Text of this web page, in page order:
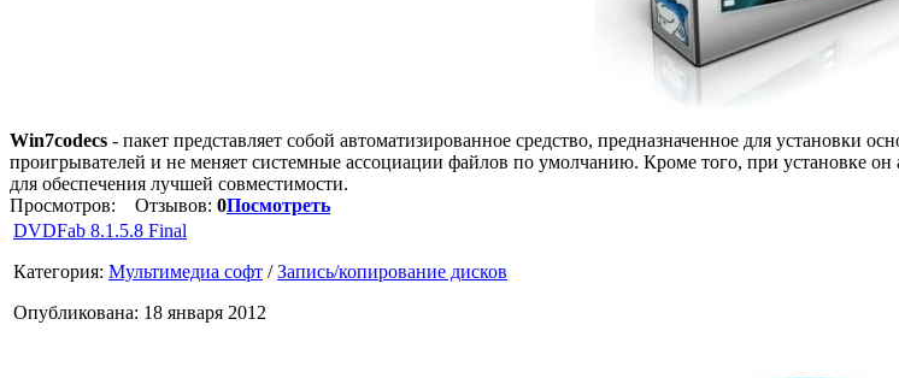
Win7codecs - пакет представляет собой автоматизированное средство, предназначенное для установки
проигрывателей и не меняет системные ассоциации файлов по умолчанию. Кроме того, при установке
для обеспечения лучшей совместимости.
Просмотров:
Отзывов: 0Посмотреть
DVDFab 8.1.5.8 Final
Категория: Мультимедиа софт /Запись/копирование дисков
Опубликована: 18 января 2012